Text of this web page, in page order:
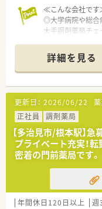
≪こんな会社で
◎大学病院や総合
大手調剤薬局チェ
◎薬学生を対象と
社です
≪お休み・福利厚
◎年間休日120日
◎時短制度はお子
⇒産育休中での休
新薬の情報など
復帰時も無理な
す
◎薬品使用料の負
◎e-Learning形式
病気や疾患につ
また、研修認定
詳細を見る
更新日： 2026/06/22
正社員
調剤薬局
【多治見市/根本駅】
プライベート充実！
密着の門前薬局です。
年間休日120日以上 週